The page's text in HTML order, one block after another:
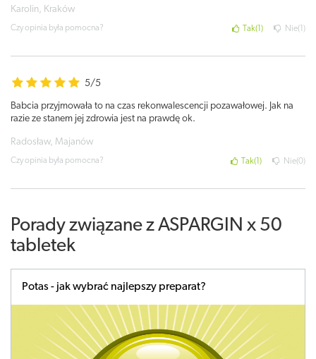
Karolin, Kraków
Czy opinia była pomocna? Tak 1 Nie
5/5
Babcia przyjmowała to na czas rekonwalescencji pozawałowej. Jak na
razie ze stanem jej zdrowia jest na prawdę ok.
Radosław, Majanów
Czy opinia była pomocna? Tak 1 Nie 0
Porady związane z ASPARGIN x 50
tabletek
Potas - jak wybrać najlepszy preparat?